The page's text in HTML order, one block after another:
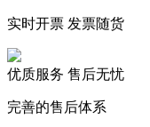
实时开票 发票随货
优质服务 售后无忧
完善的售后体系